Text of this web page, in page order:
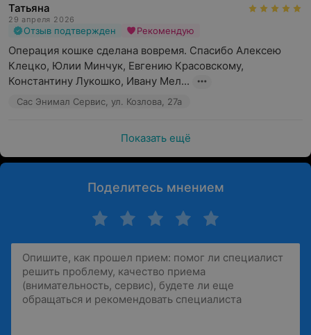
Татьяна
29 апреля 2026
Отзыв подтвержден Рекомендую
Операция кошке сделана вовремя. Спасибо Алексею
Клецко, Юлии Минчук, Евгению Красовскому,
Константину Лукошко, Ивану Мел...
Сас Энимал Сервис, ул. Козлова, 27а
Показать ещё
Поделитесь мнением